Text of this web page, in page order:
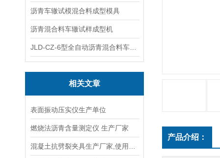
沥青车辙试模混合料成型模具
沥青混合料车辙试样成型机
相关文章
表面振动压实仪生产单位
燃烧法沥青含量测定仪 生产厂家
产品介绍：